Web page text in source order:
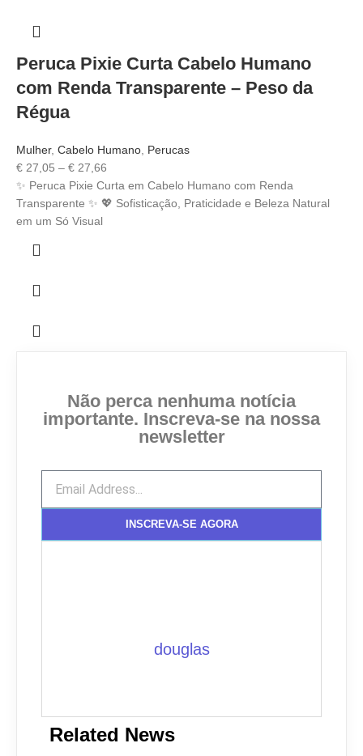
Peruca Pixie Curta Cabelo Humano
com Renda Transparente – Peso da
Régua
Mulher, Cabelo Humano Perucas
€ 27,05 – € 27,66
✨ Peruca Pixie Curta em Cabelo Humano com Renda
Transparente ✨ 💖 Sofisticação, Praticidade e Beleza Natural
em um Só Visual
Não perca nenhuma notícia
importante. Inscreva-se na nossa
newsletter
INSCREVA-SE AGORA
douglas
Related News